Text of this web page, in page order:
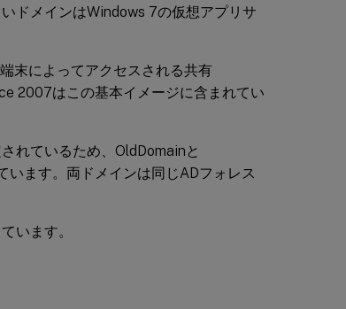
ドメインはWindows 7の仮想アプリサ
末によってアクセスされる共有
2007はこの基本イメージに含まれてい
れているため、OldDomainと
ます。両ドメインは同じADフォレス
います。